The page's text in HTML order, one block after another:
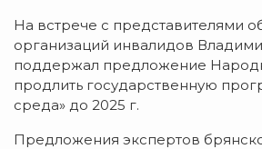
На встрече с представителями
организаций инвалидов
поддержал предложение
продлить государственную
среда» до 2025 г.
Предложения экспертов